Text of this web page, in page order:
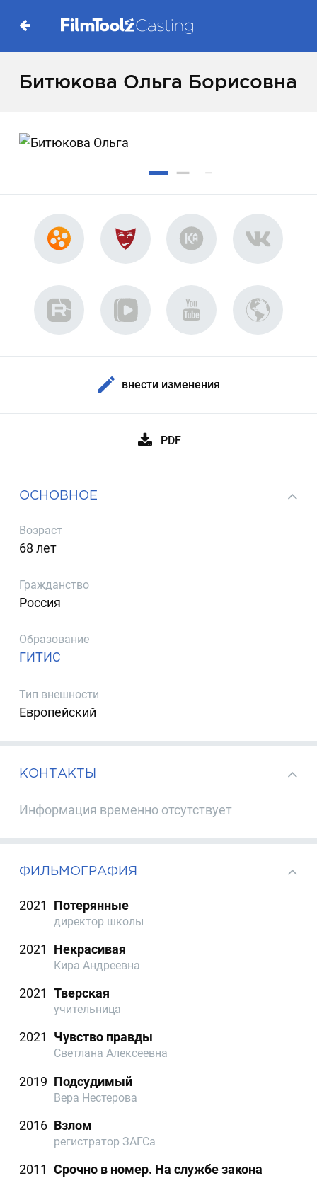
Битюкова Ольга Борисовна
внести изменения
PDF
ОСНОВНОЕ
Возраст
68 лет
Гражданство
Россия
Образование
ГИТИС
Тип внешности
Европейский
КОНТАКТЫ
Информация временно отсутствует
ФИЛЬМОГРАФИЯ
2021 Потерянные
директор школы
2021 Некрасивая
Кира Андреевна
2021 Тверская
учительница
2021 Чувство правды
Светлана Алексеевна
2019 Подсудимый
Вера Нестерова
2016 Взлом
регистратор ЗАГСа
2011 Срочно в номер. На службе закона